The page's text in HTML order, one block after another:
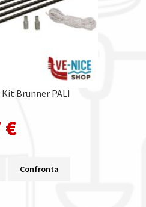
Brunner PALI
€
Confronta